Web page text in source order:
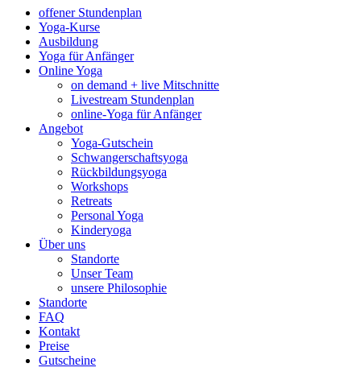
offener Stundenplan
Yoga-Kurse
Ausbildung
Yoga für Anfänger
Online Yoga
on demand + live Mitschnitte
Livestream Stundenplan
online-Yoga für Anfänger
Angebot
Yoga-Gutschein
Schwangerschaftsyoga
Rückbildungsyoga
Workshops
Retreats
Personal Yoga
Kinderyoga
Über uns
Standorte
Unser Team
unsere Philosophie
Standorte
FAQ
Kontakt
Preise
Gutscheine